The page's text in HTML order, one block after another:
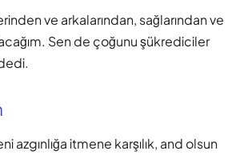
ve arkalarından, sağlarından ve
Sen de çoğunu şükrediciler
azgınlığa itmene karşılık, and olsun